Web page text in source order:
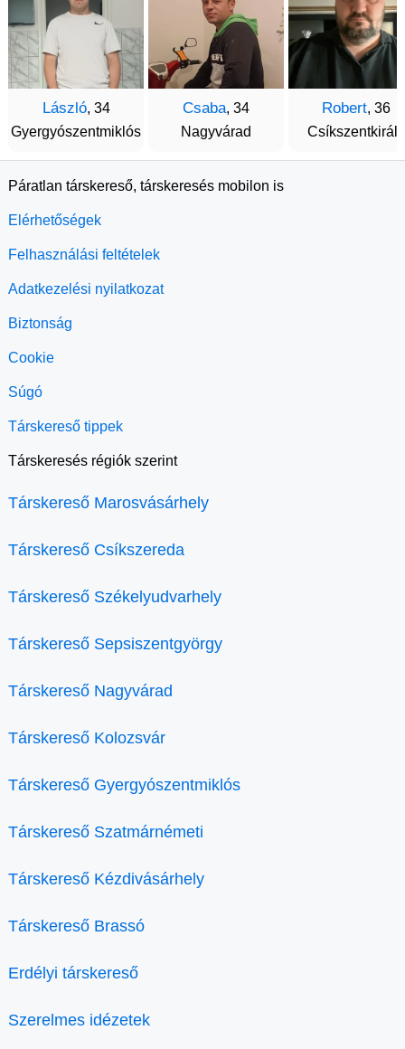
László, 34
Gyergyószentmiklós
Csaba, 34
Nagyvárad
Robert, 36
Csíkszentkirály
Páratlan társkereső, társkeresés mobilon is
Elérhetőségek
Felhasználási feltételek
Adatkezelési nyilatkozat
Biztonság
Cookie
Súgó
Társkereső tippek
Társkeresés régiók szerint
Társkereső Marosvásárhely
Társkereső Csíkszereda
Társkereső Székelyudvarhely
Társkereső Sepsiszentgyörgy
Társkereső Nagyvárad
Társkereső Kolozsvár
Társkereső Gyergyószentmiklós
Társkereső Szatmárnémeti
Társkereső Kézdivásárhely
Társkereső Brassó
Erdélyi társkereső
Szerelmes idézetek